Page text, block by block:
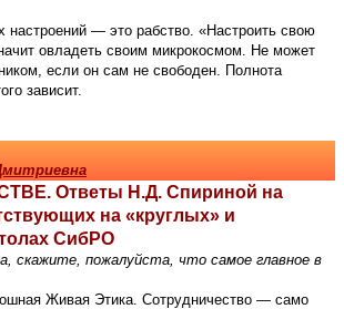
настроений — это рабство. «Настроить свою
овладеть своим микрокосмом. Не может
если он сам не свободен. Полнота
зависит.
Ответы Н.Д. Спириной на
на «круглых» и
СибРО
скажите, пожалуйста, что самое главное в
Живая Этика. Сотрудничество — само